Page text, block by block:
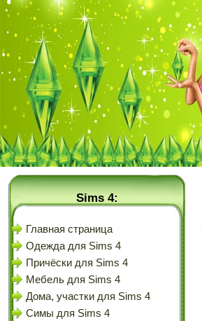
Sims 4:
Главная страница
Одежда для Sims 4
Причёски для Sims 4
Мебель для Sims 4
Дома, участки для Sims 4
Симы для Sims 4